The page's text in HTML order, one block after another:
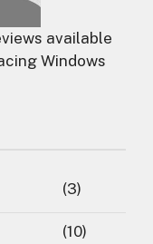
available
Windows
(3)
(10)